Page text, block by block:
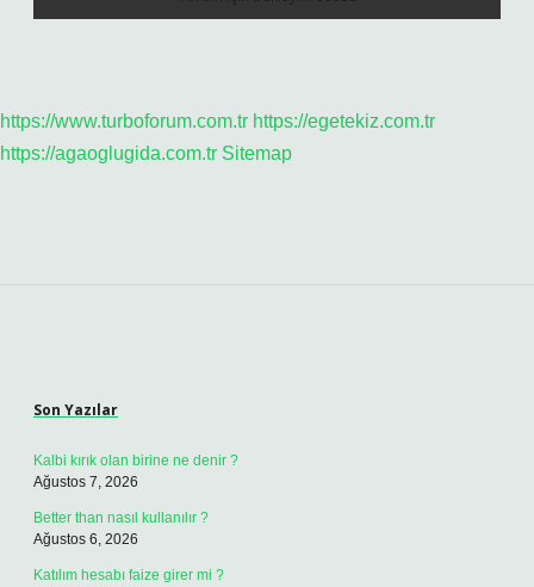
https://www.turboforum.com.tr https://egetekiz.com.tr
https://agaoglugida.com.tr Sitemap
Son Yazılar
Kalbi kırık olan birine ne denir ?
Ağustos 7, 2026
Better than nasıl kullanılır ?
Ağustos 6, 2026
Katılım hesabı faize girer mi ?